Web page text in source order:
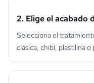
2. Elige el acabado
Selecciona el
clásica, chibi, plastilina o